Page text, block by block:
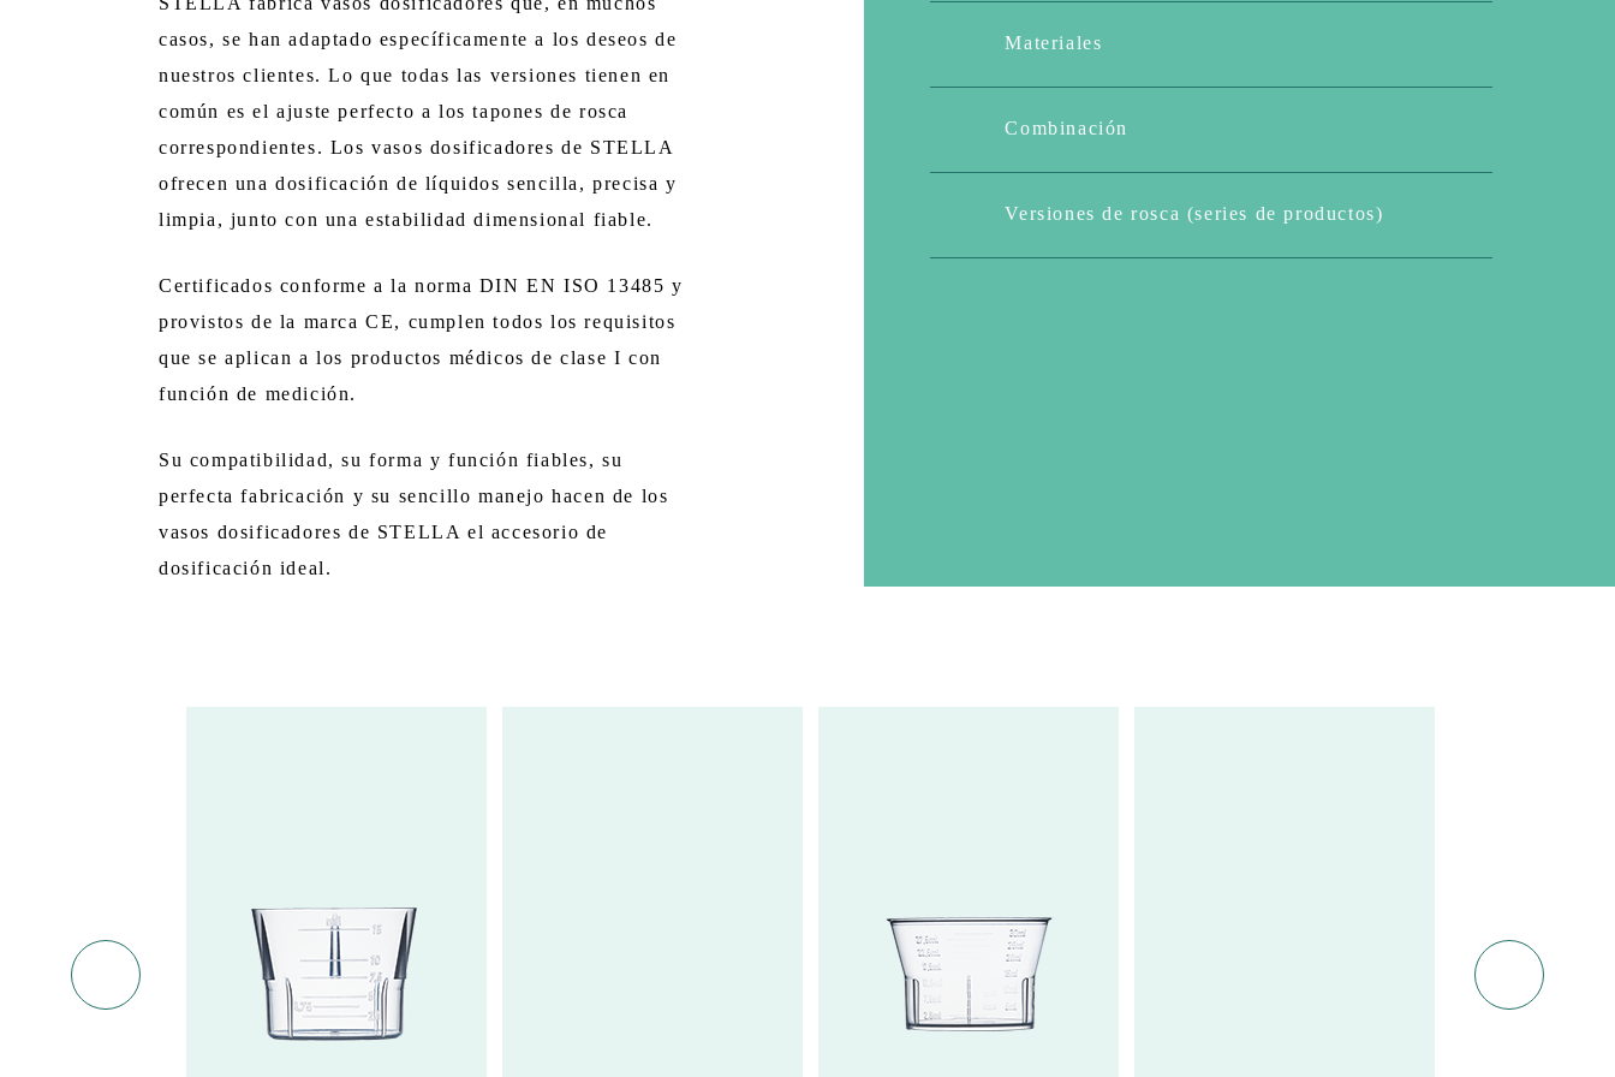
casos, se han adaptado específicamente a los deseos de
nuestros clientes. Lo que todas las versiones tienen en
común es el ajuste perfecto a los tapones de rosca
correspondientes. Los vasos dosificadores de STELLA
ofrecen una dosificación de líquidos sencilla, precisa y
limpia, junto con una estabilidad dimensional fiable.
Certificados conforme a la norma DIN EN ISO 13485 y
provistos de la marca CE, cumplen todos los requisitos
que se aplican a los productos médicos de clase I con
función de medición.
Su compatibilidad, su forma y función fiables, su
perfecta fabricación y su sencillo manejo hacen de los
vasos dosificadores de STELLA el accesorio de
dosificación ideal.
Materiales
Combinación
Versiones de rosca (series de productos)